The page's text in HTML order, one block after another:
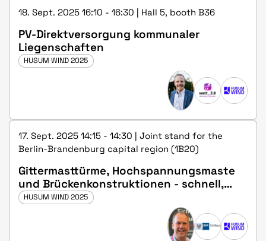
18. Sept. 2025 16:10 - 16:30 | Hall 5, booth B36
PV-Direktversorgung kommunaler
Liegenschaften
HUSUM WIND 2025
17. Sept. 2025 14:15 - 14:30 | Joint stand for the
Berlin-Brandenburg capital region (1B20)
Gittermasttürme, Hochspannungsmaste
und Brückenkonstruktionen - schnell,
sicher, dokumentiert und querkraftfrei
HUSUM WIND 2025